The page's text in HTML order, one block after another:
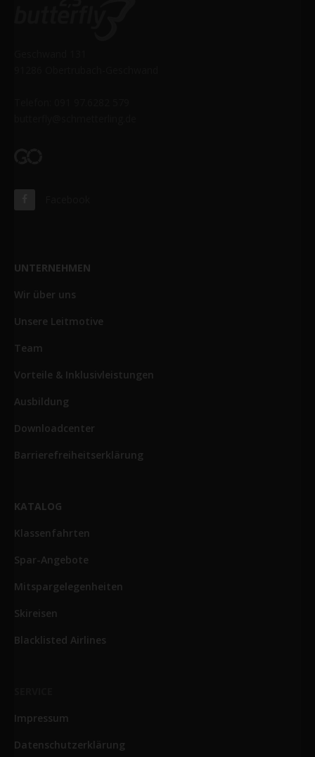
UNTERNEHMEN
Wir über uns
Unsere Leitmotive
Team
Vorteile & Inklusivleistungen
Ausbildung
Downloadcenter
Barrierefreiheitserklärung
KATALOG
Klassenfahrten
Spar-Angebote
Mitspargelegenheiten
Skireisen
Blacklisted Airlines
Impressum
Datenschutzerklärung